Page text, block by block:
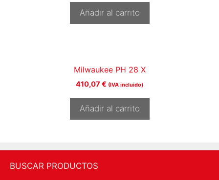
Añadir al carrito
Milwaukee PH 28 X
410,07 € (IVA incluido)
Añadir al carrito
BUSCAR PRODUCTOS